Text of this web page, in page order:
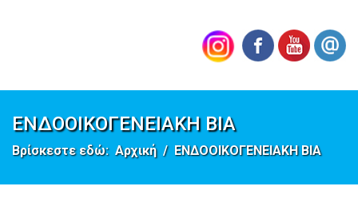
ΕΝΔΟΟΙΚΟΓΕΝΕΙΑΚΗ ΒΙΑ
Βρίσκεστε εδώ: Αρχική ΕΝΔΟΟΙΚΟΓΕΝΕΙΑΚΗ ΒΙΑ